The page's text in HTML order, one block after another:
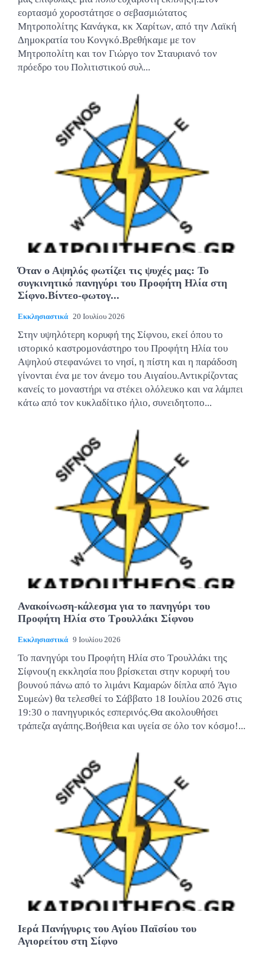
εορτασμό χοροστάτησε ο σεβασμιώτατος
Μητροπολίτης Κανάγκα, κκ Χαρίτων, από την Λαϊκή
Δημοκρατία του Κονγκό.Βρεθήκαμε με τον
Μητροπολίτη και τον Γιώργο τον Σταυριανό τον
πρόεδρο του Πολιτιστικού συλ...
Όταν ο Αψηλός φωτίζει τις ψυχές μας: Το
συγκινητικό πανηγύρι του Προφήτη Ηλία στη
Σίφνο.Βίντεο-φωτογ...
Εκκλησιαστικά 20 Ιουλίου 2026
Στην υψηλότερη κορυφή της Σίφνου, εκεί όπου το
ιστορικό καστρομονάστηρο του Προφήτη Ηλία του
Αψηλού στεφανώνει το νησί, η πίστη και η παράδοση
γίνονται ένα με τον άνεμο του Αιγαίου.Αντικρίζοντας
κανείς το μοναστήρι να στέκει ολόλευκο και να λάμπει
κάτω από τον κυκλαδίτικο ήλιο, συνειδητοπο...
Ανακοίνωση-κάλεσμα για το πανηγύρι του
Προφήτη Ηλία στο Τρουλλάκι Σίφνου
Εκκλησιαστικά 9 Ιουλίου 2026
Το πανηγύρι του Προφήτη Ηλία στο Τρουλλάκι της
Σίφνου(η εκκλησία που βρίσκεται στην κορυφή του
βουνού πάνω από το λιμάνι Καμαρών δίπλα από Άγιο
Συμεών) θα τελεσθεί το Σάββατο 18 Ιουλίου 2026 στις
19:30 ο πανηγυρικός εσπερινός.Θα ακολουθήσει
τράπεζα αγάπης.Βοήθεια και υγεία σε όλο τον κόσμο!...
Ιερά Πανήγυρις του Αγίου Παϊσίου του
Αγιορείτου στη Σίφνο